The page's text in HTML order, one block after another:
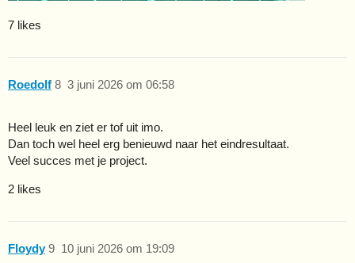
7 likes
Roedolf 3 juni 2026 om 06:58
8
Heel leuk en ziet er tof uit imo.
Dan toch wel heel erg benieuwd naar het eindresultaat.
Veel succes met je project.
2 likes
Floydy 10 juni 2026 om 19:09
9